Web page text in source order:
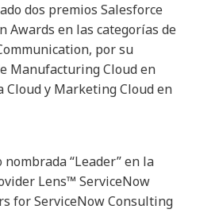
dos premios Salesforce
Awards en las categorías de
por su
Manufacturing Cloud en
Cloud y Marketing Cloud en
nombrada “Leader” en la
Lens™ ServiceNow
for ServiceNow Consulting